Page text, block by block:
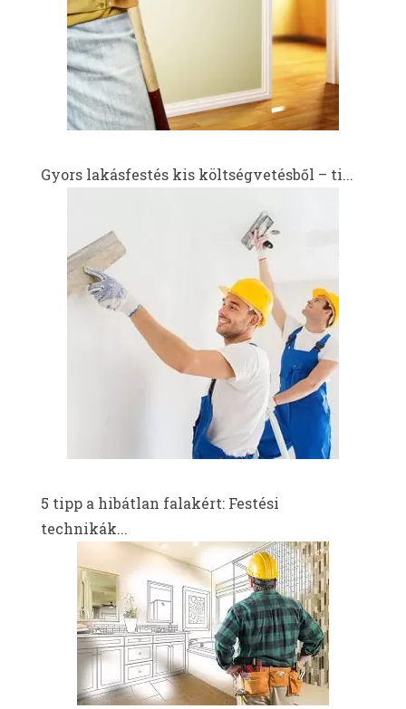
Gyors lakásfestés kis költségvetésből – ti...
5 tipp a hibátlan falakért: Festési
technikák...